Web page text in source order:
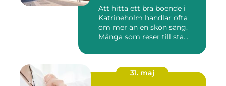
Att hitta ett bra boende i
Katrineholm handlar ofta
om mer än en skön säng.
Många som reser till sta...
31. maj